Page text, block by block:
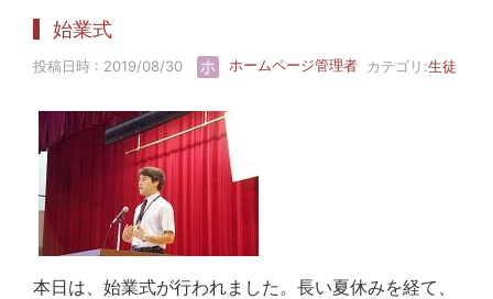
始業式
投稿日時 : 2019/08/30 ホームページ管理者 カテゴリ:生徒
本日は、始業式が行われました。長い夏休みを経て、